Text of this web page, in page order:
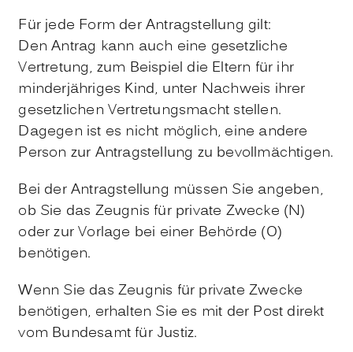
Für jede Form der Antragstellung gilt:
Den Antrag kann auch eine gesetzliche
Vertretung, zum Beispiel die Eltern für ihr
minderjähriges Kind, unter Nachweis ihrer
gesetzlichen Vertretungsmacht stellen.
Dagegen ist es nicht möglich, eine andere
Person zur Antragstellung zu bevollmächtigen.
Bei der Antragstellung müssen Sie angeben,
ob Sie das Zeugnis für private Zwecke (N)
oder zur Vorlage bei einer Behörde (O)
benötigen.
Wenn Sie das Zeugnis für private Zwecke
benötigen, erhalten Sie es mit der Post direkt
vom Bundesamt für Justiz.